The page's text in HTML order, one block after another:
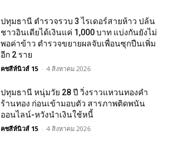
ปทุมธานี ตำรวจรวบ 3 ไรเดอร์สายห้าว ปล้น
ชาวอินเดียได้เงินแค่ 1,000 บาท แบ่งกันยังไม่
พอค่าข้าว ตำรวจขยายผลจับเพื่อนซุกปืนเพิ่ม
อีก 2 ราย
คชสีห์นิวส์ 15 - 4 สิงหาคม 2026
ปทุมธานี หนุ่มวัย 28 ปี วิ่งราวแหวนทองคำ
ร้านทอง ก่อนเข้ามอบตัว สารภาพติดพนัน
ออนไลน์-หวังนำเงินใช้หนี้
คชสีห์นิวส์ 15 - 4 สิงหาคม 2026